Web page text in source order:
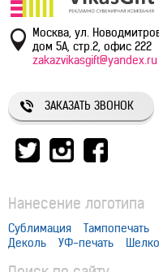
Москва, ул.
дом 5А, стр.2, офис 222
zakazvikasgift@yandex.ru
ЗАКАЗАТЬ ЗВОНОК
Нанесение логотипа
Сублимация Тампопечать
Деколь
УФ-печать